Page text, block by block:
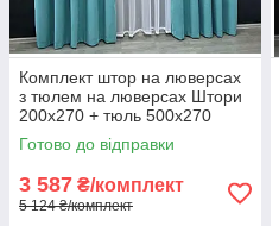
Комплект штор на люверсах
з тюлем на люверсах Штори
200х270 + тюль 500х270
Штори з підхопленнями Колір
Бірюзовий
Готово до відправки
3 587 ₴/комплект
5 124 ₴/комплект